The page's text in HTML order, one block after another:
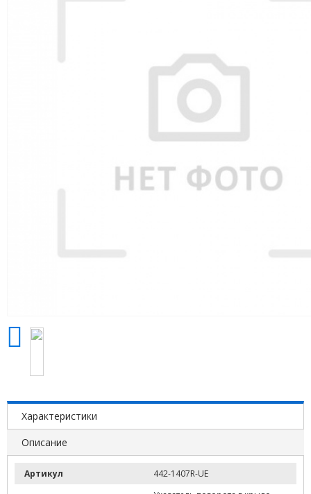
Характеристики
Описание
Артикул
442-1407R-UE